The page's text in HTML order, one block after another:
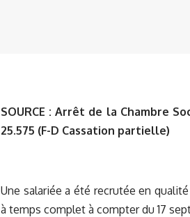
SOURCE :Arrêt de la Chambre
25.575 (F-D Cassation partielle)
Une salariée a été recrutée en
à temps complet à compter du 17